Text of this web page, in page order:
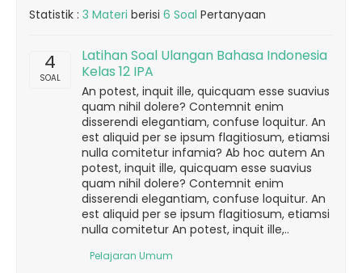
Statistik : 3 Materi berisi 6 Soal Pertanyaan
4
SOAL
Latihan Soal Ulangan Bahasa Indonesia
Kelas 12 IPA
An potest, inquit ille, quicquam esse suavius
quam nihil dolere? Contemnit enim
disserendi elegantiam, confuse loquitur. An
est aliquid per se ipsum flagitiosum, etiamsi
nulla comitetur infamia? Ab hoc autem An
potest, inquit ille, quicquam esse suavius
quam nihil dolere? Contemnit enim
disserendi elegantiam, confuse loquitur. An
est aliquid per se ipsum flagitiosum, etiamsi
nulla comitetur An potest, inquit ille,..
Pelajaran Umum